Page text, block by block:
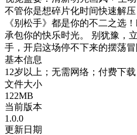
不管你是想碎片化时间快速解
《别松手》都是你的不二之选
承包你的快乐时光。 别犹豫，
手，开启这场停不下来的摆荡冒
基本信息
12岁以上；无需网络；付费下载
文件大小
122MB
当前版本
1.0.0
更新日期